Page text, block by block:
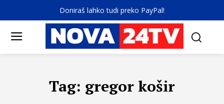
Doniraš lahko tudi preko PayPal!
Tag: gregor košir